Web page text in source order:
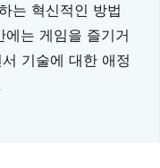
는 혁신적인 방법
에는 게임을 즐기거
기술에 대한 애정